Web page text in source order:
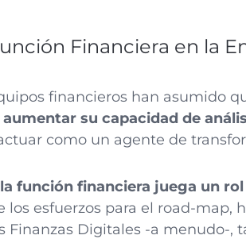
Financiera en la
financieros han asumido
aumentar su capacidad de
como un agente de
la función financiera juega un
los esfuerzos para el road-map,
Finanzas Digitales -a menudo-,